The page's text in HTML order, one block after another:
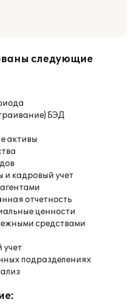
следующие
БЭД
активы
и кадровый учет
отчетность
ценности
средствами
учет
подразделениях